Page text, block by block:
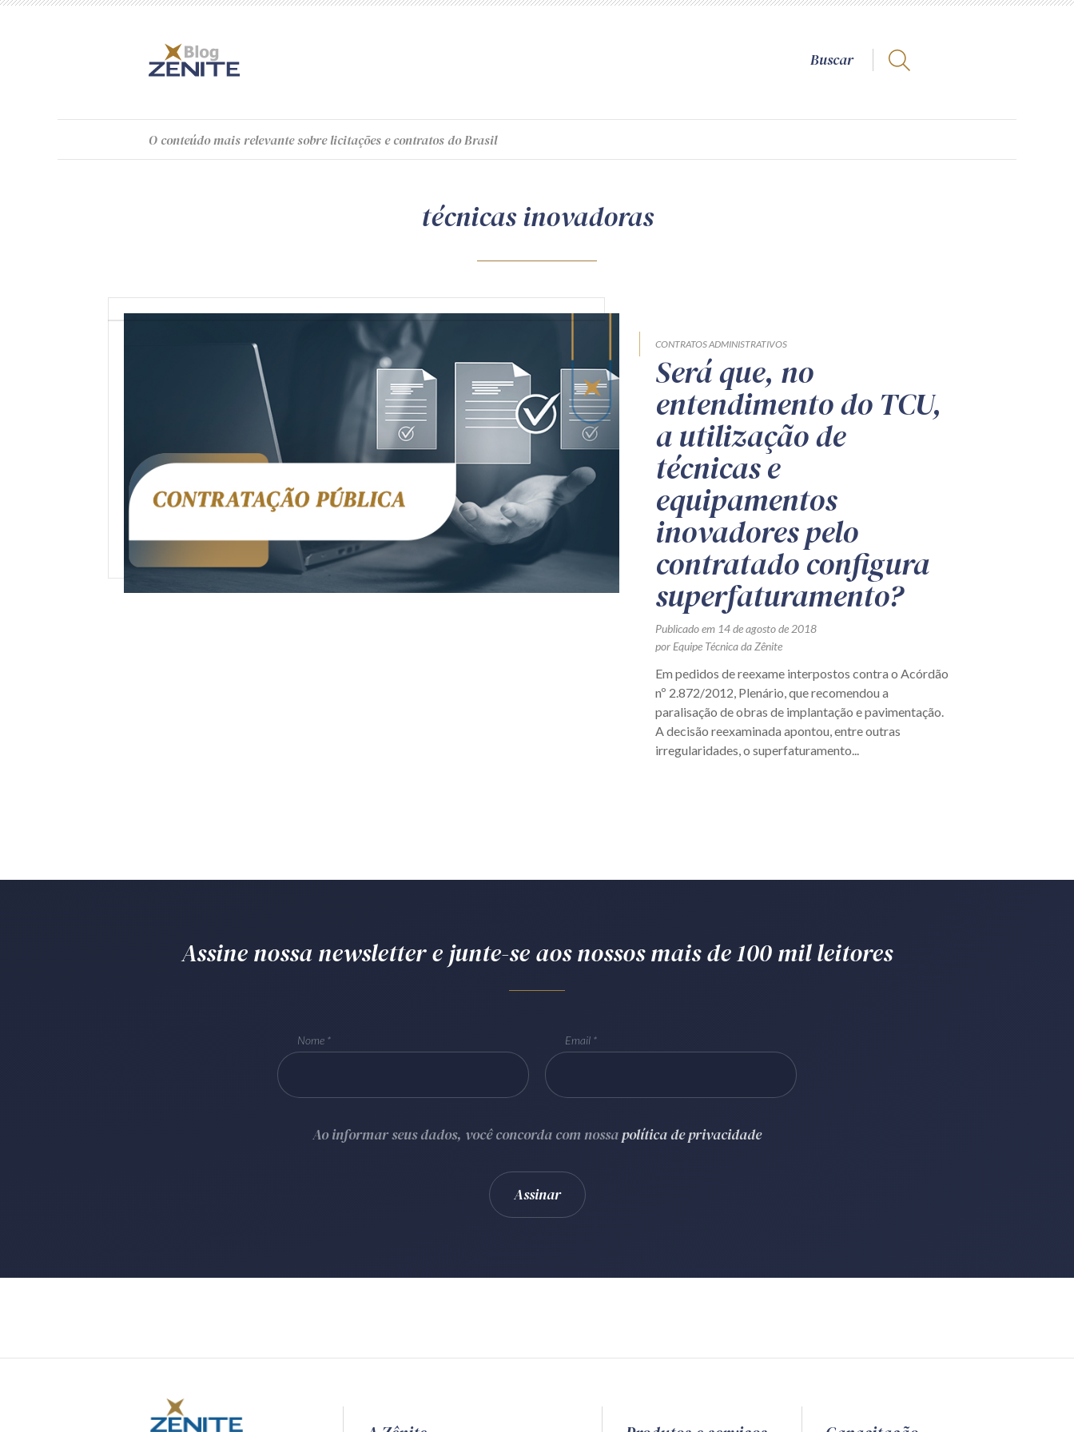
O conteúdomais relevante sobre licitações e contratos do Brasil
técnicas inovadoras
CONTRATOS ADMINISTRATIVOS
Será que, no
entendimento do TCU,
a utilização de
técnicas e
equipamentos
inovadores pelo
contratado configura
superfaturamento?
Publicado em 14 de agosto de 2018
por Equipe Técnica da Zênite
Em pedidos de reexame interpostos contra o Acórdão
nº 2.872/2012, Plenário, que recomendou a
paralisação de obras de implantação e pavimentação.
A decisão reexaminada apontou, entre outras
irregularidades, o superfaturamento...
Assine nossa newsletter e junte-se aos nossos mais de 100 mil leitores
Nome Email
Ao informar seus dados, você concorda com nossapolítica de privacidade